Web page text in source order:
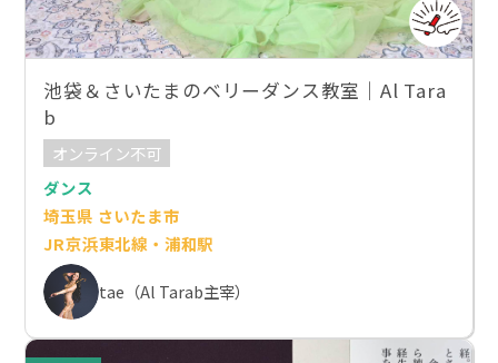
池袋＆さいたまのベリーダンス教室｜Al Tara
b
オンライン不可
ダンス
埼玉県 さいたま市
JR京浜東北線・浦和駅
tae（Al Tarab主宰）